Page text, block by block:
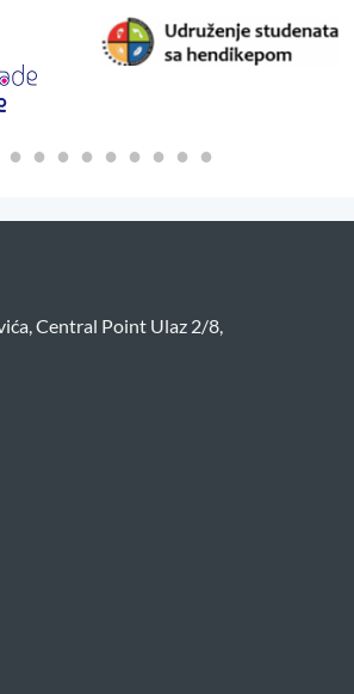
Central Point Ulaz 2/8,